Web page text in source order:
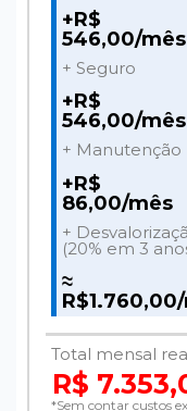
+R$
546,00/mês
+ Seguro
+R$
546,00/mês
+ Manutenção
+R$
86,00/mês
+
(20% em 3
≈
Total mensal
R$
*Sem contar custos